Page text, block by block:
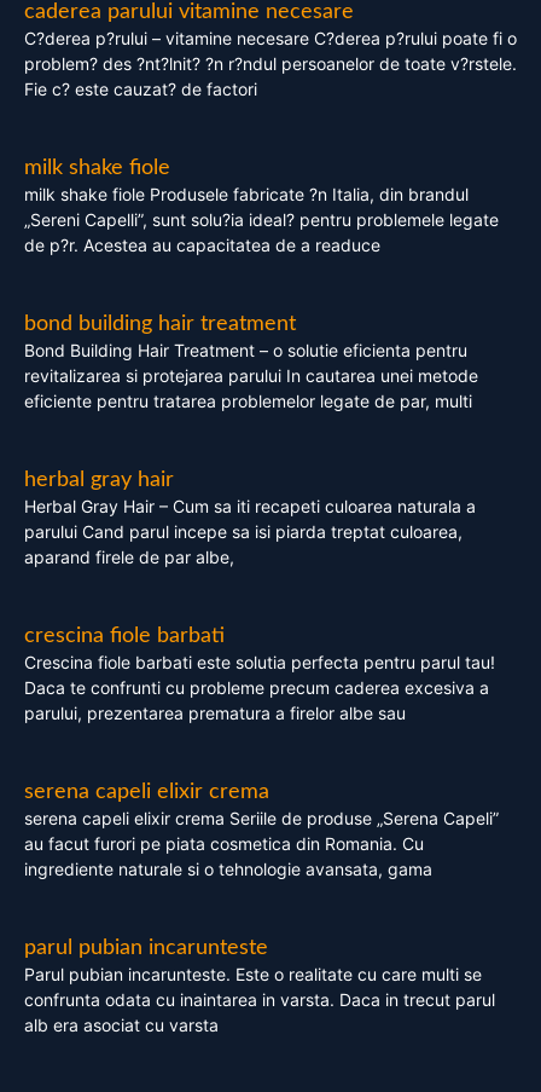
caderea parului vitamine necesare
C?derea p?rului – vitamine necesare C?derea p?rului poate fi o
problem? des ?nt?lnit? ?n r?ndul persoanelor de toate v?rstele.
Fie c? este cauzat? de factori
milk shake fiole
milk shake fiole Produsele fabricate ?n Italia, din brandul
„Sereni Capelli”, sunt solu?ia ideal? pentru problemele legate
de p?r. Acestea au capacitatea de a readuce
bond building hair treatment
Bond Building Hair Treatment – o solutie eficienta pentru
revitalizarea si protejarea parului In cautarea unei metode
eficiente pentru tratarea problemelor legate de par, multi
herbal gray hair
Herbal Gray Hair – Cum sa iti recapeti culoarea naturala a
parului Cand parul incepe sa isi piarda treptat culoarea,
aparand firele de par albe,
crescina fiole barbati
Crescina fiole barbati este solutia perfecta pentru parul tau!
Daca te confrunti cu probleme precum caderea excesiva a
parului, prezentarea prematura a firelor albe sau
serena capeli elixir crema
serena capeli elixir crema Seriile de produse „Serena Capeli”
au facut furori pe piata cosmetica din Romania. Cu
ingrediente naturale si o tehnologie avansata, gama
parul pubian incarunteste
Parul pubian incarunteste. Este o realitate cu care multi se
confrunta odata cu inaintarea in varsta. Daca in trecut parul
alb era asociat cu varsta